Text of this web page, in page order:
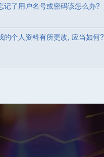
记了用户名号或密码该怎么办?
的个人资料有所更改, 应当如何?